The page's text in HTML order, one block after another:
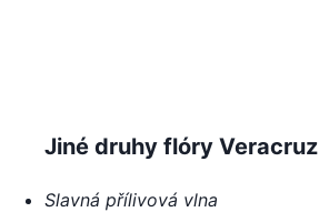
Jiné druhy flóry Veracruz
Slavná přílivová vlna